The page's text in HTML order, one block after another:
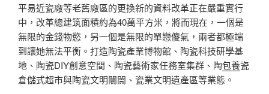
平易近瓷廠等老舊廠區的更換新的資料改革正在嚴重實行
中，改革總建筑面積約為40萬平方米，將而現在，一個是
無限的金錢物慾，另一個是無限的單戀傻氣，兩者都極端
到讓她無法平衡。打造陶瓷產業博物館、陶瓷科技研學基
地、陶瓷DIY創意空間、陶瓷藝術家任務室集群、陶包養瓷
倉儲式超市與陶瓷文明闤闠、瓷業文明遺產區等業態。